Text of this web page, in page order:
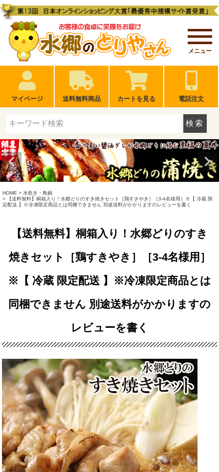
メニュー
マイページ 送料無料商品 カートを見る 電話注文
検索
HOME
水炊き・鳥鍋
【送料無料】桐箱入り！水郷どりのすき焼きセット［鶏すきやき］［3-4名様用］※【 冷蔵 限
定配送 】※冷凍限定商品とは同梱できません 別途送料がかかりますのレビューを書く
【送料無料】桐箱入り！水郷どりのすき
焼きセット［鶏すきやき］［3-4名様用］
※【 冷蔵 限定配送 】※冷凍限定商品とは
同梱できません 別途送料がかかりますの
レビューを書く